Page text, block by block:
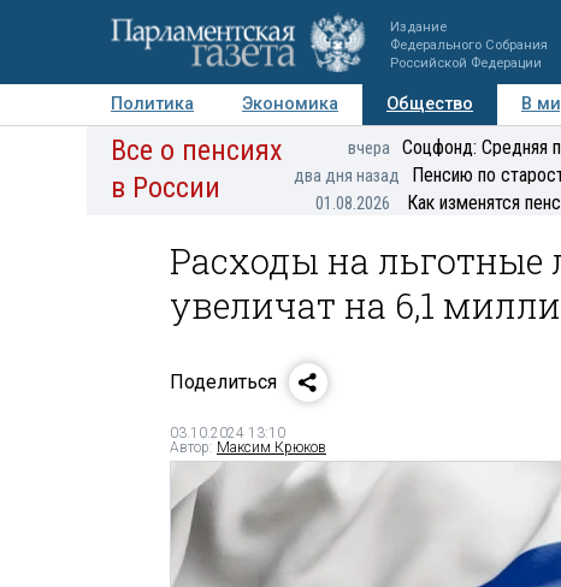
Издание
Федерального Собрания
Российской Федерации
Политика Экономика Общество В
Авторы Персоны Мнения Регионы
Все о пенсиях
в России
вчера Соцфонд: Средняя
два дня назад Пенсию по
01.08.2026 Как изменятся
Расходы на льготные
увеличат на 6,1
Поделиться
03.10.2024 13:10
Автор: Максим Крюков